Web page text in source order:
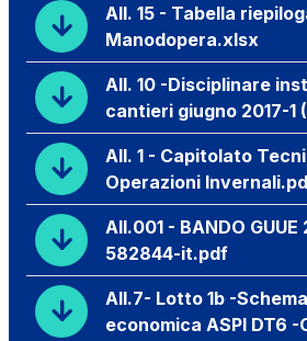
All. 15 - Tabella
Manodopera.xlsx
All. 10 -Disciplinare
cantieri giugno 2017-1
All. 1 - Capitolato
Operazioni
All.001 - BANDO GUUE
582844-it.pdf
All.7- Lotto 1b -
economica ASPI DT6 -